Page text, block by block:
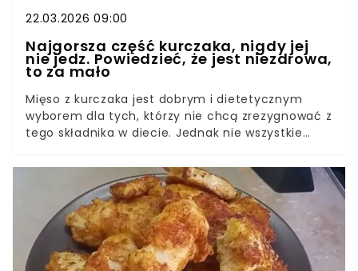
22.03.2026 09:00
Najgorsza część kurczaka, nigdy jej
nie jedz. Powiedzieć, że jest niezdrowa,
to za mało
Mięso z kurczaka jest dobrym i dietetycznym
wyborem dla tych, którzy nie chcą zrezygnować z
tego składnika w diecie. Jednak nie wszystkie
Których warto szczególnie się wystrzegać?